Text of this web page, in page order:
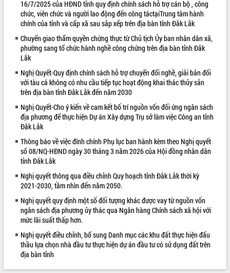
Khám bệnh, cấp phát thuốc miễn phí
và tặng quà người dân xã Cư Pui
Hội nghị UBND tỉnh Đắk Lắk thường kỳ
tháng 7/2026
Lễ truy tặng danh hiệu “Bà Mẹ Việt
Nam Anh hùng” và trao Huân chương
Lao động
UBND tỉnh Đắk Lắk triển khai nhiệm
vụ 6 tháng cuối năm 2026
Kỳ họp thứ Hai, Hội đồng nhân dân
tỉnh khóa XI quyết nghị nhiều nội dung
quan trọng
Bí thư Tỉnh ủy Lương Nguyễn Minh
Triết thăm, tặng quà người có công với
cách mạng
Rà soát, hoàn thiện hệ thống thiết chế
văn hóa, thể thao đáp ứng yêu cầu
phát triển mới
Thường trực HĐND tỉnh Đắk Lắk gặp
Minh
Lễ truy điệu và an táng hài cốt liệt sĩ
tại Nghĩa trang Liệt sĩ xã Sơn Hòa
ALBUM ẢNH
LIÊN KẾT WEB
16/7/2025 của HĐND tỉnh quy định chính sách hỗ trợ cán bộ , công
chức, viên chức và người lao động đến công táctạiTrung tâm hành
chính của tỉnh và cấp xã sau sắp xếp trên địa bàn tỉnh Đắk Lắk
Chuyển giao thẩm quyền chứng thực từ Chủ tịch Ủy ban nhân dân xã,
phường sang tổ chức hành nghề công chứng trên địa bàn tỉnh Đắk
Lắk
Nghị Quyết-Quy định chính sách hỗ trợ chuyển đổi nghề, giải bản đối
với tàu cá không có nhu cầu tiếp tục hoạt động khai thác thủy sản
trên địa bàn tỉnh Đắk Lắk đến năm 2030
Nghị Quyết-Cho ý kiến về cam kết bố trí nguồn vốn đối ứng ngân sách
địa phương để thực hiện Dự án Xây dựng Trụ sở làm việc Công an tỉnh
Đắk Lắk
Thông báo về việc đính chính Phụ lục ban hành kèm theo Nghị quyết
số 08/NQ-HĐND ngày 30 tháng 3 năm 2026 của Hội đồng nhân dân
tỉnh Đắk Lắk
Nghị quyết thông qua điều chỉnh Quy hoạch tỉnh Đắk Lắk thời kỳ
2021-2030, tầm nhìn đến năm 2050.
Nghị quyết quy định một số đối tượng khác được vay từ nguồn vốn
ngân sách địa phương ủy thác qua Ngân hàng Chính sách xã hội với
mức lãi suất thấp hơn.
Nghị quyết điều chỉnh, bổ sung Danh mục các khu đất thực hiện đấu
thầu lựa chọn nhà đầu tư thực hiện dự án đầu tư có sử dụng đất trên
địa bàn tỉnh